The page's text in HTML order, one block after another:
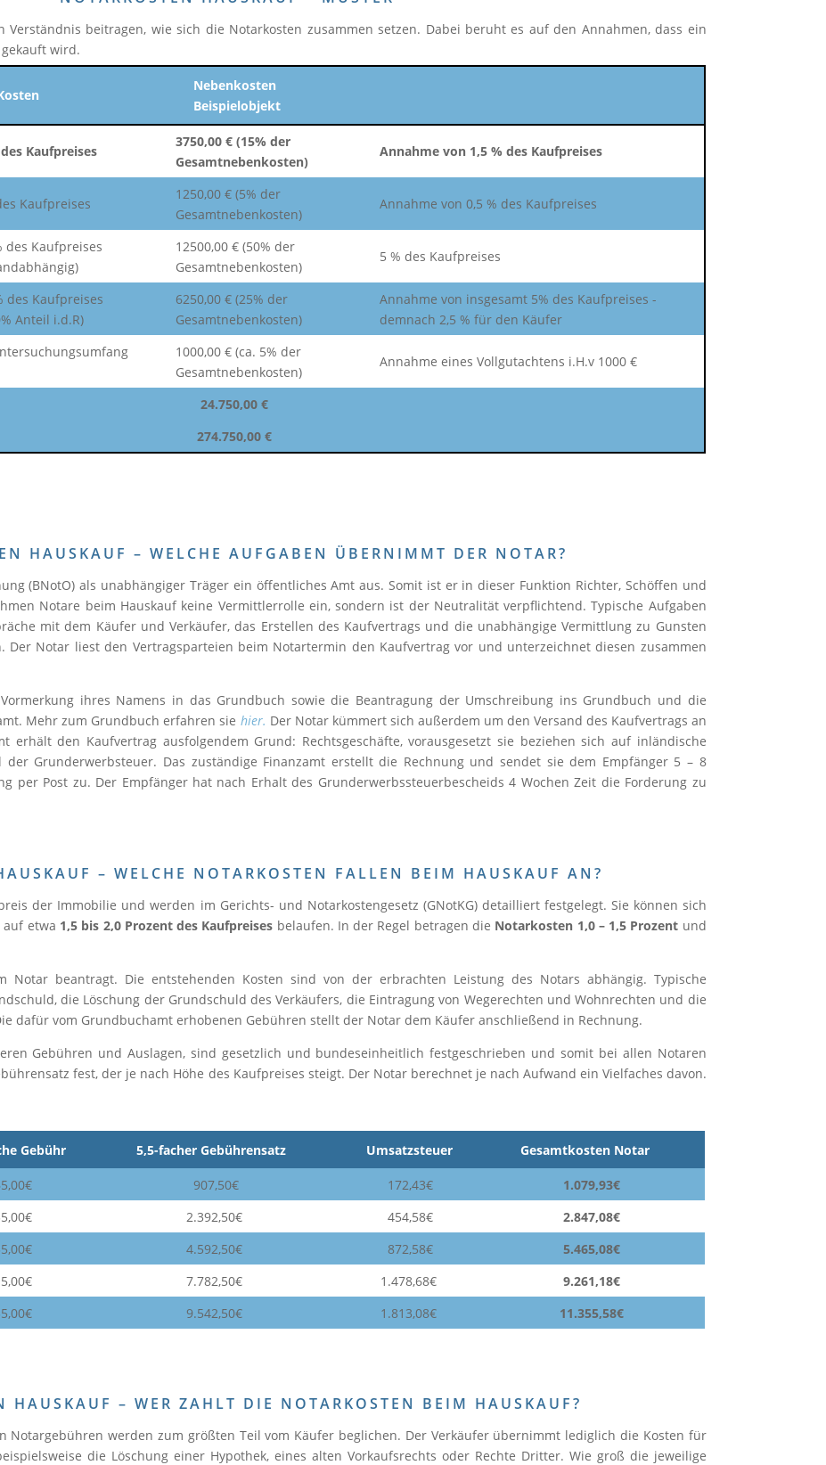
Verständnis beitragen, wie sich die Notarkosten zusammen setzen. Dabei beruht es auf den Annahmen, dass ein
wird.
Nebenkosten
Beispielobjekt
Kaufpreises
3750,00 € (15% der
Gesamtnebenkosten)
Annahme von 1,5 % des Kaufpreises
Kaufpreises
1250,00 € (5% der
Gesamtnebenkosten)
Annahme von 0,5 % des Kaufpreises
des Kaufpreises
12500,00 € (50% der
Gesamtnebenkosten)
5 % des Kaufpreises
des Kaufpreises
Anteil i.d.R)
6250,00 € (25% der
Gesamtnebenkosten)
Annahme von insgesamt 5% des Kaufpreises -
demnach 2,5 % für den Käufer
1000,00 € (ca. 5% der
Gesamtnebenkosten)
Annahme eines Vollgutachtens i.H.v 1000 €
24.750,00 €
274.750,00 €
HAUSKAUF – WELCHE AUFGABEN ÜBERNIMMT DER NOTAR?
(BNotO) als unabhängiger Träger ein öffentliches Amt aus. Somit ist er in dieser Funktion Richter, Schöffen und
Notare beim Hauskauf keine Vermittlerrolle ein, sondern ist der Neutralität verpflichtend. Typische Aufgaben
mit dem Käufer und Verkäufer, das Erstellen des Kaufvertrags und die unabhängige Vermittlung zu Gunsten
Der Notar liest den Vertragsparteien beim Notartermin den Kaufvertrag vor und unterzeichnet diesen zusammen
ihres Namens in das Grundbuch sowie die Beantragung der Umschreibung ins Grundbuch und die
Mehr zum Grundbuch erfahren sie hier. Der Notar kümmert sich außerdem um den Versand des Kaufvertrags an
erhält den Kaufvertrag ausfolgendem Grund: Rechtsgeschäfte, vorausgesetzt sie beziehen sich auf inländische
der Grunderwerbsteuer. Das zuständige Finanzamt erstellt die Rechnung und sendet sie dem Empfänger 5 – 8
per Post zu. Der Empfänger hat nach Erhalt des Grunderwerbssteuerbescheids 4 Wochen Zeit die Forderung zu
– WELCHE NOTARKOSTEN FALLEN BEIM HAUSKAUF AN?
der Immobilie und werden im Gerichts- und Notarkostengesetz (GNotKG) detailliert festgelegt. Sie können sich
etwa 1,5 bis 2,0 Prozent des Kaufpreises belaufen. In der Regel betragen die Notarkosten 1,0 – 1,5 Prozent und
Notar beantragt. Die entstehenden Kosten sind von der erbrachten Leistung des Notars abhängig. Typische
die Löschung der Grundschuld des Verkäufers, die Eintragung von Wegerechten und Wohnrechten und die
dafür vom Grundbuchamt erhobenen Gebühren stellt der Notar dem Käufer anschließend in Rechnung.
Gebühren und Auslagen, sind gesetzlich und bundeseinheitlich festgeschrieben und somit bei allen Notaren
fest, der je nach Höhe des Kaufpreises steigt. Der Notar berechnet je nach Aufwand ein Vielfaches davon.
Gebühr 5,5-facher Gebührensatz Umsatzsteuer Gesamtkosten Notar
907,50€ 172,43€
1.079,93€
2.392,50€ 454,58€
2.847,08€
4.592,50€ 872,58€
5.465,08€
7.782,50€ 1.478,68€
9.261,18€
9.542,50€ 1.813,08€ 11.355,58€
HAUSKAUF – WER ZAHLT DIE NOTARKOSTEN BEIM HAUSKAUF?
Notargebühren werden zum größten Teil vom Käufer beglichen. Der Verkäufer übernimmt lediglich die Kosten für
die Löschung einer Hypothek, eines alten Vorkaufsrechts oder Rechte Dritter. Wie groß die jeweilige